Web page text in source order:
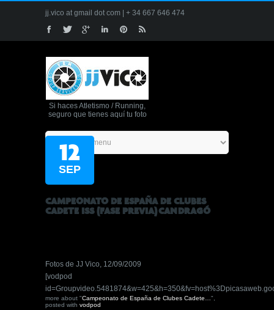
jj.vico at gmail dot com | + 34 667 646 474
Si haces Atletismo / Running,
seguro que tienes aquí tu foto
12
SEP
CAMPEONATO DE ESPAÑA DE CLUBES
CADETE ISS (FASE PREVIA) CAN DRAGÓ
Fotos de JJ Vico, 12/09/2009
[vodpod
more about "Campeonato de España de Clubes Cadete… ",
posted with vodpod